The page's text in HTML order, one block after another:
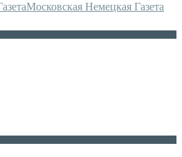
Московская Немецкая Газета